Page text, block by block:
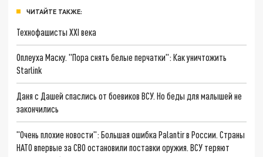
ЧИТАЙТЕ ТАКЖЕ:
Технофашисты XXI века
Оплеуха Маску. "Пора снять белые перчатки": Как уничтожить
Starlink
Даня с Дашей спаслись от боевиков ВСУ. Но беды для малышей не
закончились
"Очень плохие новости": Большая ошибка Palantir в России. Страны
НАТО впервые за СВО остановили поставки оружия. ВСУ теряют